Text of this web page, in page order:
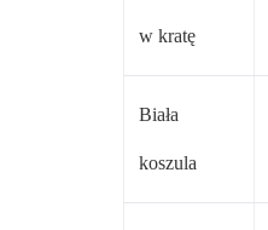
w kratę
Biała
koszula